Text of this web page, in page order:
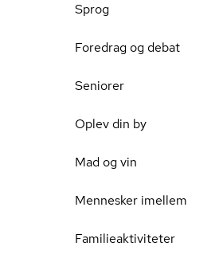
Sprog
Foredrag og debat
Seniorer
Oplev din by
Mad og vin
Mennesker imellem
Familieaktiviteter